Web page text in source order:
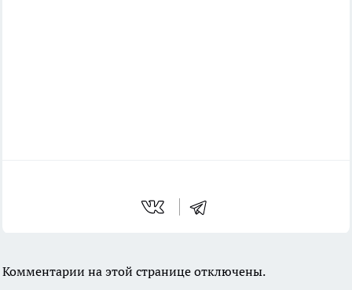
Комментарии на этой странице отключены.